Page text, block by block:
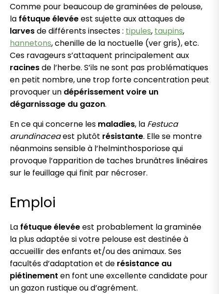
Comme pour beaucoup de graminées de pelouse,
la fétuque élevéeest sujette aux attaques de
larvesde différents insectes : tipules, taupins,
hannetons, chenille de la noctuelle (ver gris), etc.
Ces ravageurs s’attaquent principalement aux
racinesde l’herbe. S’ils ne sont pas problématiques
en petit nombre, une trop forte concentration peut
provoquer un dépérissement voire un
dégarnissage du gazon.
En ce qui concerne les maladies, la Festuca
arundinaceaest plutôt résistante. Elle se montre
néanmoins sensible à l’helminthosporiose qui
provoque l’apparition de taches brunâtres linéaires
sur le feuillage qui finit par nécroser.
Emploi
La fétuque élevéeest probablement la graminée
la plus adaptée si votre pelouse est destinée à
accueillir des enfants et/ou des animaux. Ses
facultés d’adaptation et de résistance au
piétinement en font une excellente candidate pour
un gazon rustique ou d’agrément.